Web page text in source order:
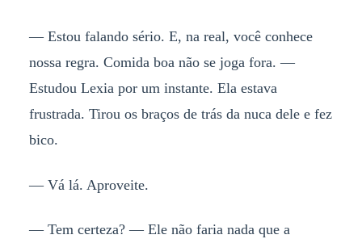
— Estou falando sério. E, na real, você conhece
nossa regra. Comida boa não se joga fora. —
Estudou Lexia por um instante. Ela estava
frustrada. Tirou os braços de trás da nuca dele e fez
bico.
— Vá lá. Aproveite.
— Tem certeza? — Ele não faria nada que a